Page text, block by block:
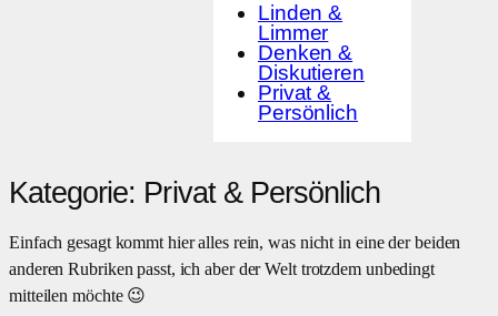
Linden &
Limmer
Denken &
Diskutieren
Privat &
Persönlich
Kategorie: Privat & Persönlich
Einfach gesagt kommt hier alles rein, was nicht in eine der beiden
anderen Rubriken passt, ich aber der Welt trotzdem unbedingt
mitteilen möchte 😉